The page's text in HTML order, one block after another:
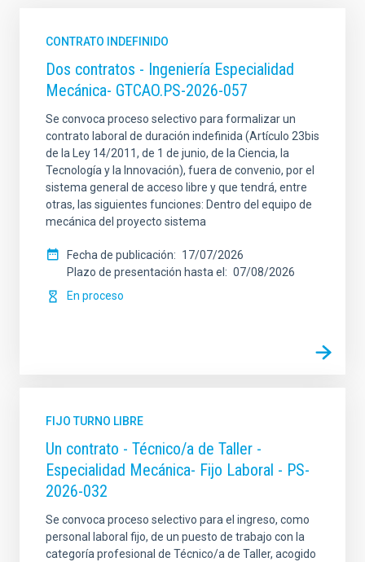
CONTRATO INDEFINIDO
Dos contratos - Ingeniería Especialidad
Mecánica- GTCAO.PS-2026-057
Se convoca proceso selectivo para formalizar un
contrato laboral de duración indefinida (Artículo 23bis
de la Ley 14/2011, de 1 de junio, de la Ciencia, la
Tecnología y la Innovación), fuera de convenio, por el
sistema general de acceso libre y que tendrá, entre
otras, las siguientes funciones: Dentro del equipo de
mecánica del proyecto sistema
Fecha de publicación
17/07/2026
Plazo de presentación hasta el
07/08/2026
En proceso
FIJO TURNO LIBRE
Un contrato - Técnico/a de Taller -
Especialidad Mecánica- Fijo Laboral - PS-
2026-032
Se convoca proceso selectivo para el ingreso, como
personal laboral fijo, de un puesto de trabajo con la
categoría profesional de Técnico/a de Taller, acogido